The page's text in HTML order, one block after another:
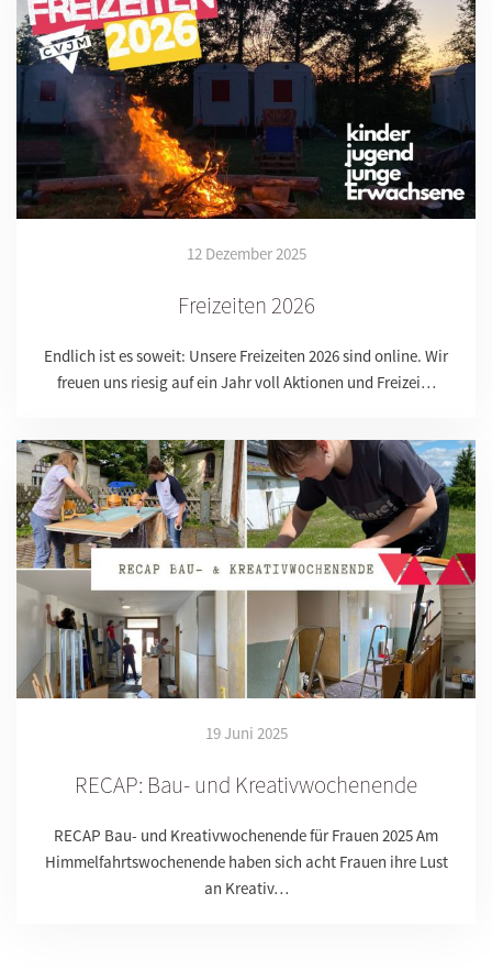
12 Dezember 2025
Freizeiten 2026
Endlich ist es soweit: Unsere Freizeiten 2026 sind online. Wir
freuen uns riesig auf ein Jahr voll Aktionen und Freizei…
19 Juni 2025
RECAP: Bau- und Kreativwochenende
RECAP Bau- und Kreativwochenende für Frauen 2025 Am
Himmelfahrtswochenende haben sich acht Frauen ihre Lust
an Kreativ…